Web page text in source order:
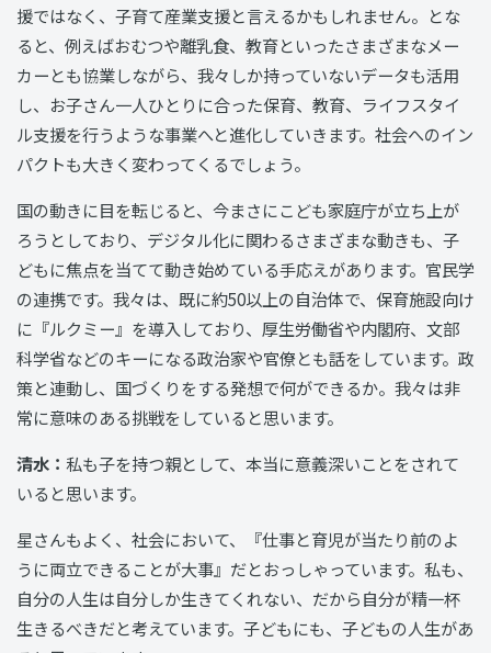
援ではなく、子育て産業支援と言えるかもしれません。とな
ると、例えばおむつや離乳食、教育といったさまざまなメー
カーとも協業しながら、我々しか持っていないデータも活用
し、お子さん一人ひとりに合った保育、教育、ライフスタイ
ル支援を行うような事業へと進化していきます。社会へのイン
パクトも大きく変わってくるでしょう。
国の動きに目を転じると、今まさにこども家庭庁が立ち上が
ろうとしており、デジタル化に関わるさまざまな動きも、子
どもに焦点を当てて動き始めている手応えがあります。官民学
の連携です。我々は、既に約50以上の自治体で、保育施設向け
に『ルクミー』を導入しており、厚生労働省や内閣府、文部
科学省などのキーになる政治家や官僚とも話をしています。政
策と連動し、国づくりをする発想で何ができるか。我々は非
常に意味のある挑戦をしていると思います。
清水： 私も子を持つ親として、本当に意義深いことをされて
いると思います。
星さんもよく、社会において、『仕事と育児が当たり前のよ
うに両立できることが大事』だとおっしゃっています。私も、
自分の人生は自分しか生きてくれない、だから自分が精一杯
生きるべきだと考えています。子どもにも、子どもの人生があ